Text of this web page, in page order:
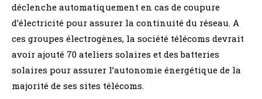
déclenche automatiquement en cas de coupure
d’électricité pour assurer la continuité du réseau. A
ces groupes électrogènes, la société télécoms devrait
avoir ajouté 70 ateliers solaires et des batteries
solaires pour assurer l’autonomie énergétique de la
majorité de ses sites télécoms.